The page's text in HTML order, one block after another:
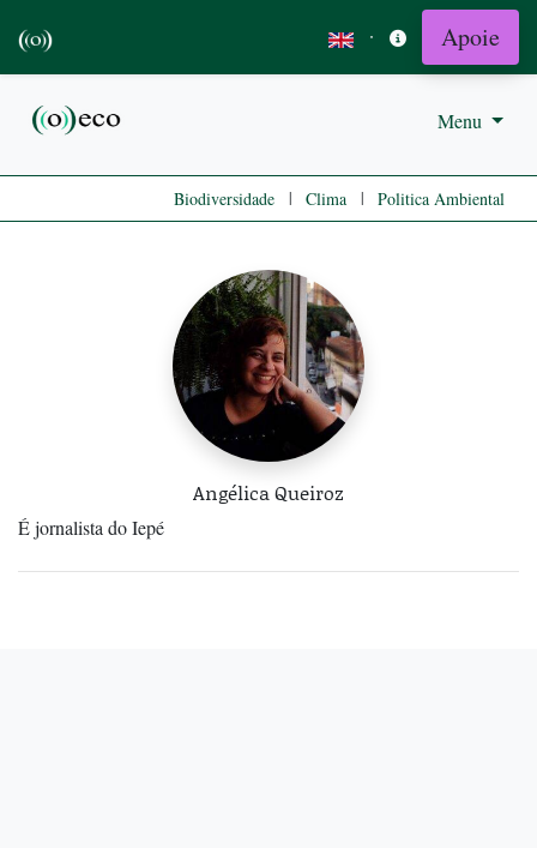
· Apoie
Menu
Biodiversidade | Clima | Politica Ambiental
Angélica Queiroz
É jornalista do Iepé